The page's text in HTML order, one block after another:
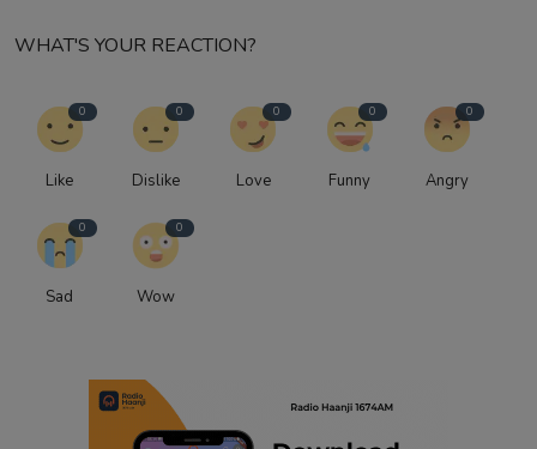
WHAT'S YOUR REACTION?
0
Like
0
Dislike
0
Love
0
Funny
0
Angry
0
Sad
0
Wow